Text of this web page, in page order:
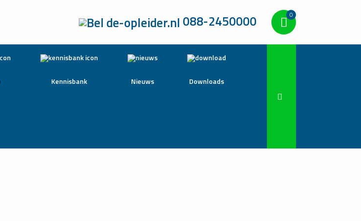
088-2450000 0
Kennisbank Nieuws Downloads